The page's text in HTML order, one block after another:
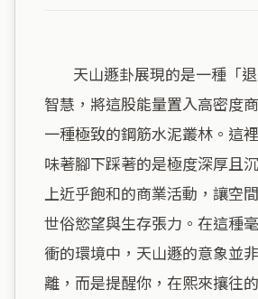
智慧，將這股能量置入高密度
一種極致的鋼筋水泥叢林。這
味著腳下踩著的是極度深厚且
上近乎飽和的商業活動，讓空
世俗慾望與生存張力。在這種
衝的環境中，天山遯的意象並
離，而是提醒你，在熙來攘往